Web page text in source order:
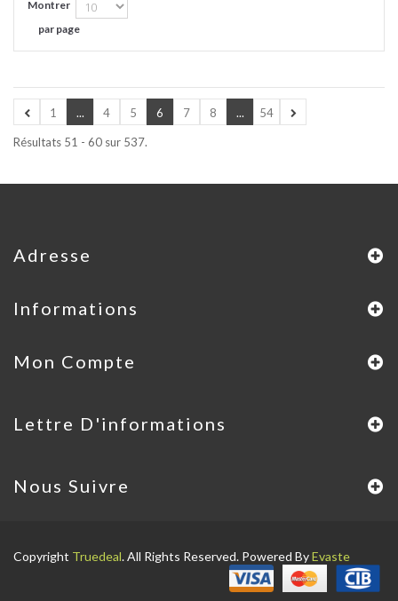
Montrer
par page
1 ... 4 5 6 7 8 ... 54
Résultats 51 - 60 sur 537.
Adresse
Informations
Mon Compte
Lettre D'informations
Nous Suivre
Copyright Truedeal. All Rights Reserved. Powered ByEvaste